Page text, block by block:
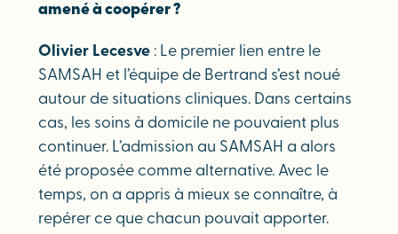
amené à coopérer ?
Olivier Lecesve : Le premier lien entre le
SAMSAH et l’équipe de Bertrand s’est noué
autour de situations cliniques. Dans certains
cas, les soins à domicile ne pouvaient plus
continuer. L’admission au SAMSAH a alors
été proposée comme alternative. Avec le
temps, on a appris à mieux se connaître, à
repérer ce que chacun pouvait apporter.